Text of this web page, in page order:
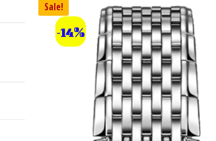
Sale!
-14%